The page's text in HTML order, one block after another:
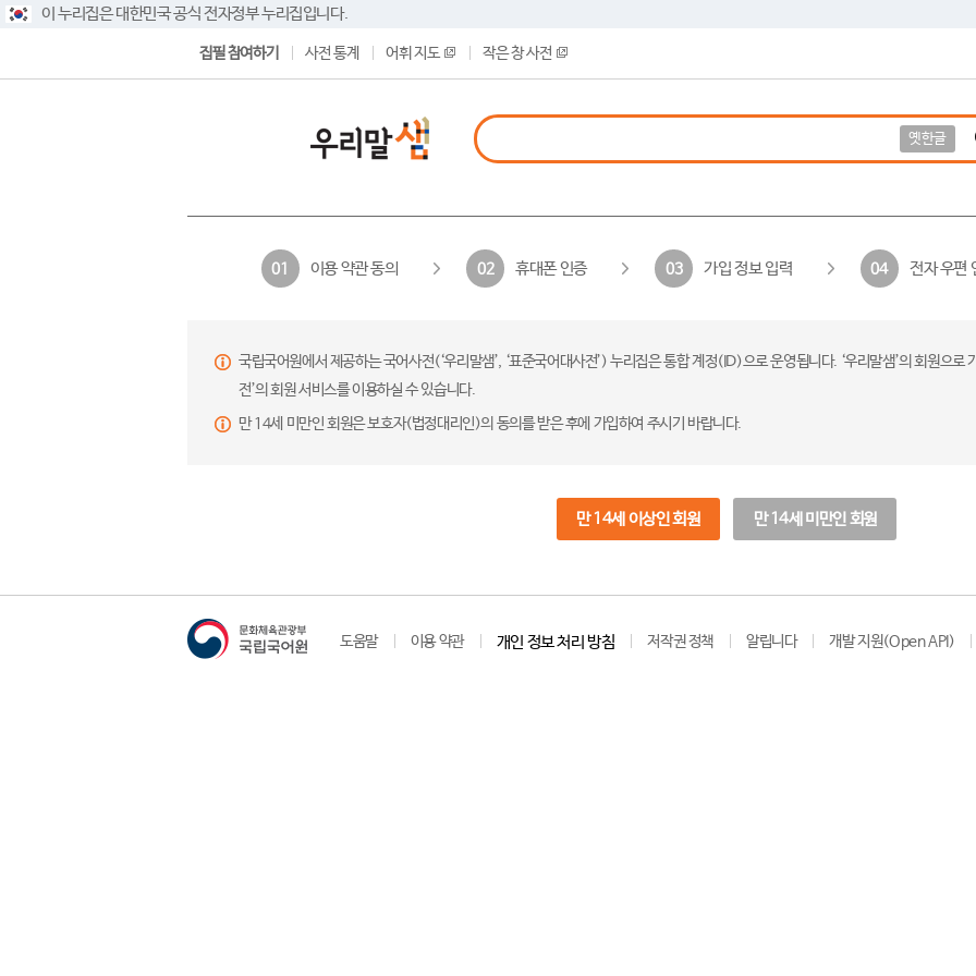
이 누리집은 대한민국 공식 전자정부 누리집입니다.
집필 참여하기 사전 통계 어휘 지도 작은 창 사전
옛한글
01 이용 약관 동의 02 휴대폰 인증 03 가입 정보 입력 04 전자 우편
국립국어원에서 제공하는 국어사전(‘우리말샘’, ‘표준국어대사전’) 누리집은 통합 계정(ID)으로 운영됩니다. ‘우리말샘’의 회원으
전’의 회원 서비스를 이용하실 수 있습니다.
만 14세 미만인 회원은 보호자(법정대리인)의 동의를 받은 후에 가입하여 주시기 바랍니다.
만 14세 이상인 회원 만 14세 미만인 회원
도움말 이용 약관 개인 정보 처리 방침 저작권 정책 알립니다 개발 지원(Open API)